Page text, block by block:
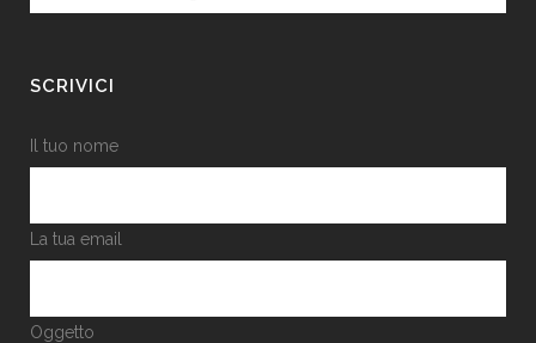
SCRIVICI
Il tuo nome
La tua email
Oggetto